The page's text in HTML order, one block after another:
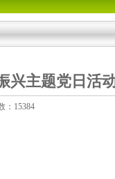
兴主题党日活
：15384